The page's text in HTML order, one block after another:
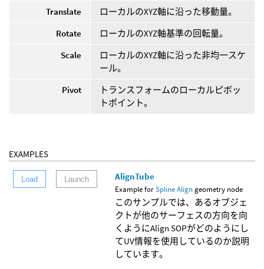
Translate
ローカルのXYZ軸に沿った移動量。
Rotate
ローカルのXYZ軸基準の回転量。
Scale
ローカルのXYZ軸に沿った非均一スケ
ール。
Pivot
トランスフォームのローカルピボッ
トポイント。
EXAMPLES
Load Launch AlignTube
Example forSpline Aligngeometry node
このサンプルでは、あるオブジェ
クトが他のサーフェスの方向を向
くようにAlign SOPがどのようにし
てUV情報を使用しているのか説明
しています。